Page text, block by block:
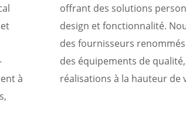
à
réalisations à la hauteur de